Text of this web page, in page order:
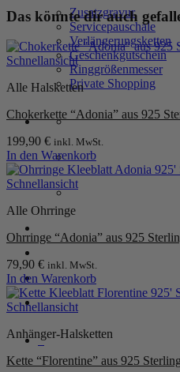
Zusatzgravur
Servicepauschale
Verlängerungsketten
Geschenkgutschein
Ringgrößenmesser
Private Shopping
Warenkorb /
0
Silber
Das könnte dir auch
Schnellansicht
Alle Halsketten
Chokerkette “Adonia” aus 925
199,90 € inkl. MwSt.
In den Warenkorb
Schnellansicht
Alle Ohrringe
Ohrringe “Adonia” aus 925
79,90 € inkl. MwSt.
In den Warenkorb
Schnellansicht
Anhänger-Halsketten
Kette “Florentine” aus 925